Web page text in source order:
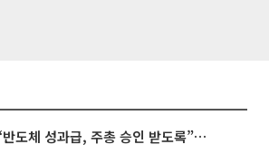
김정관 장관 “반도체 성과급, 주총 승인 받도록”…상법·자본시장법 개정 시사